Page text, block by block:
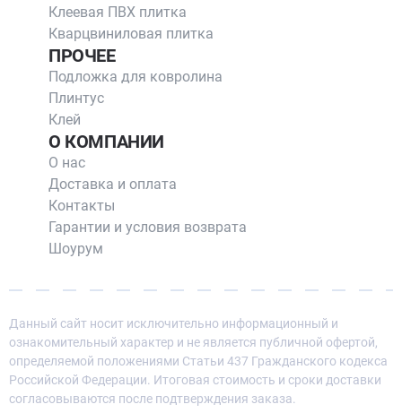
Клеевая ПВХ плитка
Кварцвиниловая плитка
ПРОЧЕЕ
Подложка для ковролина
Плинтус
Клей
О КОМПАНИИ
О нас
Доставка и оплата
Контакты
Гарантии и условия возврата
Шоурум
Данный сайт носит исключительно информационный и
ознакомительный характер и не является публичной офертой,
определяемой положениями Статьи 437 Гражданского кодекса
Российской Федерации. Итоговая стоимость и сроки доставки
согласовываются после подтверждения заказа.